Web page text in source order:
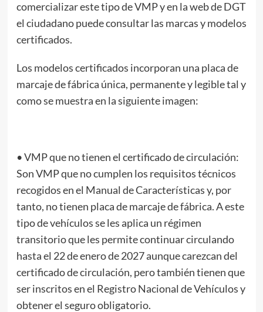
comercializar este tipo de VMP y en la web de DGT
el ciudadano puede consultar las marcas y modelos
certificados.
Los modelos certificados incorporan una placa de
marcaje de fábrica única, permanente y legible tal y
como se muestra en la siguiente imagen:
• VMP que no tienen el certificado de circulación:
Son VMP que no cumplen los requisitos técnicos
recogidos en el Manual de Características y, por
tanto, no tienen placa de marcaje de fábrica. A este
tipo de vehículos se les aplica un régimen
transitorio que les permite continuar circulando
hasta el 22 de enero de 2027 aunque carezcan del
certificado de circulación, pero también tienen que
ser inscritos en el Registro Nacional de Vehículos y
obtener el seguro obligatorio.